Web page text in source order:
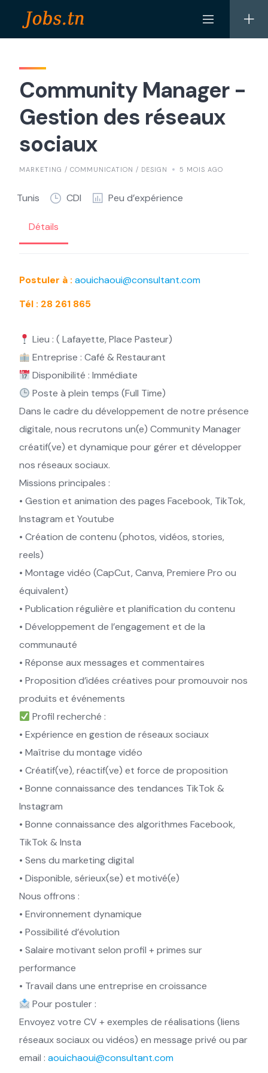
Community Manager -
Gestion des réseaux
sociaux
MARKETING / COMMUNICATION / DESIGN 5 MOIS AGO
Tunis CDI Peu d’expérience
Détails
Postuler à : aouichaoui@consultant.com
Tél : 28 261 865
Lieu : ( Lafayette, Place Pasteur)
Entreprise : Café & Restaurant
Disponibilité : Immédiate
Poste à plein temps (Full Time)
Dans le cadre du développement de notre présence
digitale, nous recrutons un(e) Community Manager
créatif(ve) et dynamique pour gérer et développer
nos réseaux sociaux.
Missions principales :
• Gestion et animation des pages Facebook, TikTok,
Instagram et Youtube
• Création de contenu (photos, vidéos, stories,
reels)
• Montage vidéo (CapCut, Canva, Premiere Pro ou
équivalent)
• Publication régulière et planification du contenu
• Développement de l’engagement et de la
communauté
• Réponse aux messages et commentaires
• Proposition d’idées créatives pour promouvoir nos
produits et événements
Profil recherché :
• Expérience en gestion de réseaux sociaux
• Maîtrise du montage vidéo
• Créatif(ve), réactif(ve) et force de proposition
• Bonne connaissance des tendances TikTok &
Instagram
• Bonne connaissance des algorithmes Facebook,
TikTok & Insta
• Sens du marketing digital
• Disponible, sérieux(se) et motivé(e)
Nous offrons :
• Environnement dynamique
• Possibilité d’évolution
• Salaire motivant selon profil + primes sur
performance
• Travail dans une entreprise en croissance
Pour postuler :
Envoyez votre CV + exemples de réalisations (liens
réseaux sociaux ou vidéos) en message privé ou par
email : aouichaoui@consultant.com